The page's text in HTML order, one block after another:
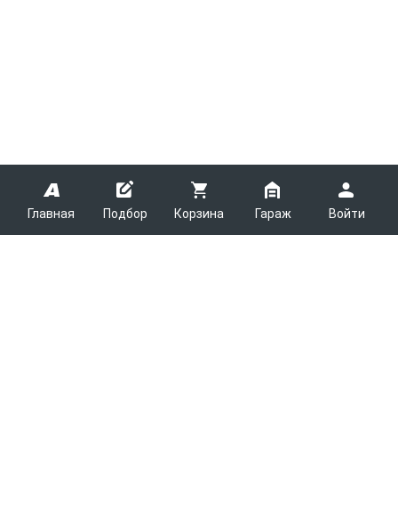
Главная Подбор Корзина Гараж Войти